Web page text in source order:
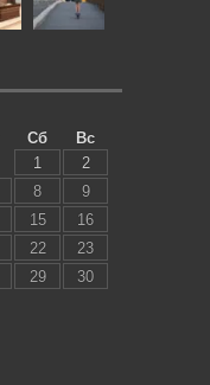
Сб
Вс
1
2
8
9
15
16
22
23
29
30